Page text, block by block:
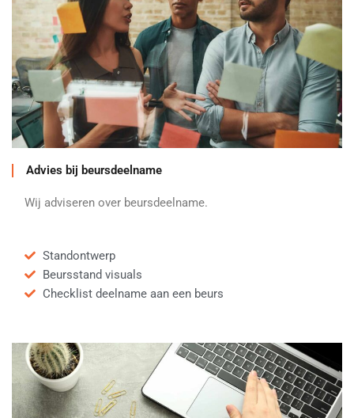
Advies bij beursdeelname
Wij adviseren over beursdeelname.
Standontwerp
Beursstand visuals
Checklist deelname aan een beurs